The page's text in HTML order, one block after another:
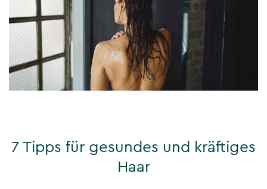
7 Tipps für gesundes und kräftiges
Haar